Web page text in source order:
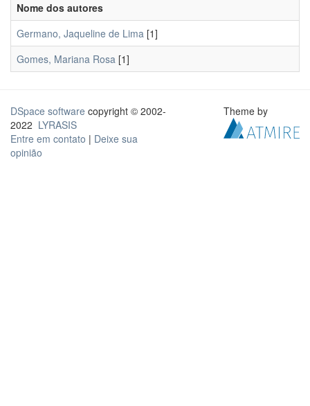
Nome dos autores
Germano, Jaqueline de Lima [1]
Gomes, Mariana Rosa [1]
DSpace software copyright © 2002-
2022 LYRASIS
Entre em contato | Deixe sua
opinião
Theme by